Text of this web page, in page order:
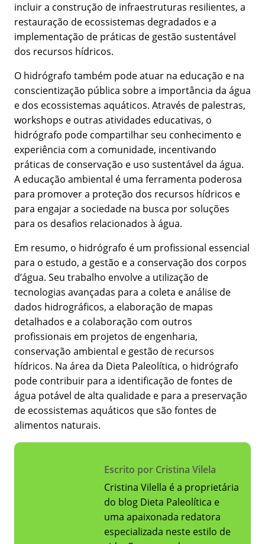
incluir a construção de infraestruturas resilientes, a
restauração de ecossistemas degradados e a
implementação de práticas de gestão sustentável
dos recursos hídricos.
O hidrógrafo também pode atuar na educação e na
conscientização pública sobre a importância da água
e dos ecossistemas aquáticos. Através de palestras,
workshops e outras atividades educativas, o
hidrógrafo pode compartilhar seu conhecimento e
experiência com a comunidade, incentivando
práticas de conservação e uso sustentável da água.
A educação ambiental é uma ferramenta poderosa
para promover a proteção dos recursos hídricos e
para engajar a sociedade na busca por soluções
para os desafios relacionados à água.
Em resumo, o hidrógrafo é um profissional essencial
para o estudo, a gestão e a conservação dos corpos
d’água. Seu trabalho envolve a utilização de
tecnologias avançadas para a coleta e análise de
dados hidrográficos, a elaboração de mapas
detalhados e a colaboração com outros
profissionais em projetos de engenharia,
conservação ambiental e gestão de recursos
hídricos. Na área da Dieta Paleolítica, o hidrógrafo
pode contribuir para a identificação de fontes de
água potável de alta qualidade e para a preservação
de ecossistemas aquáticos que são fontes de
alimentos naturais.
Escrito por Cristina Vilela
Cristina Vilella é a proprietária
do blog Dieta Paleolítica e
uma apaixonada redatora
especializada neste estilo de